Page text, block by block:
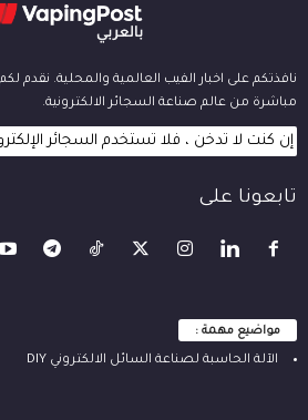
نافذتكم على اخبار الفيب العالمية والمحلية. نقدم
مباشرة من عالم صناعة السجائر الالكترونية.
إن كنت لا تدخن ، فلا تستخدم السجائر
تابعونا على
مواضيع مهمة :
الآلة ‫الحاسبة لصناعة السائل الالكتروني‬ DIY